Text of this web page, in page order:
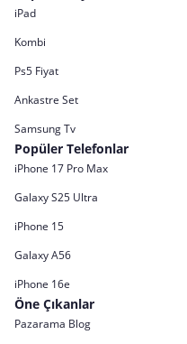
iPad
Kombi
Ps5 Fiyat
Ankastre Set
Samsung Tv
Popüler Telefonlar
iPhone 17 Pro Max
Galaxy S25 Ultra
iPhone 15
Galaxy A56
iPhone 16e
Öne Çıkanlar
Pazarama Blog